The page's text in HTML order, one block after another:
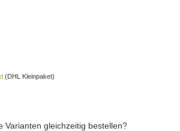
(DHL Kleinpaket)
Varianten gleichzeitig bestellen?